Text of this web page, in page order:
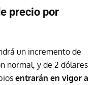
precio por
un incremento de
normal, y de 2 dólares
entrarán en vigor a